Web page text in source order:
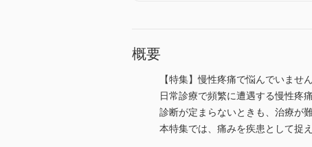
概要
【特集】慢性疼痛で悩んでいま
日常診療で頻繁に遭遇する慢性疼
診断が定まらないときも、治療が
本特集では、痛みを疾患として捉